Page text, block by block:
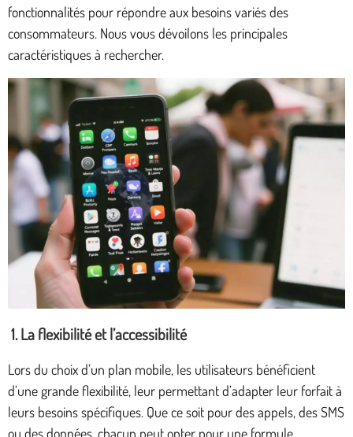
fonctionnalités pour répondre aux besoins variés des
consommateurs. Nous vous dévoilons les principales
caractéristiques à rechercher.
1. La flexibilité et l’accessibilité
Lors du choix d’un plan mobile, les utilisateurs bénéficient
d’une grande flexibilité, leur permettant d’adapter leur forfait à
leurs besoins spécifiques. Que ce soit pour des appels, des SMS
ou des données, chacun peut opter pour une formule